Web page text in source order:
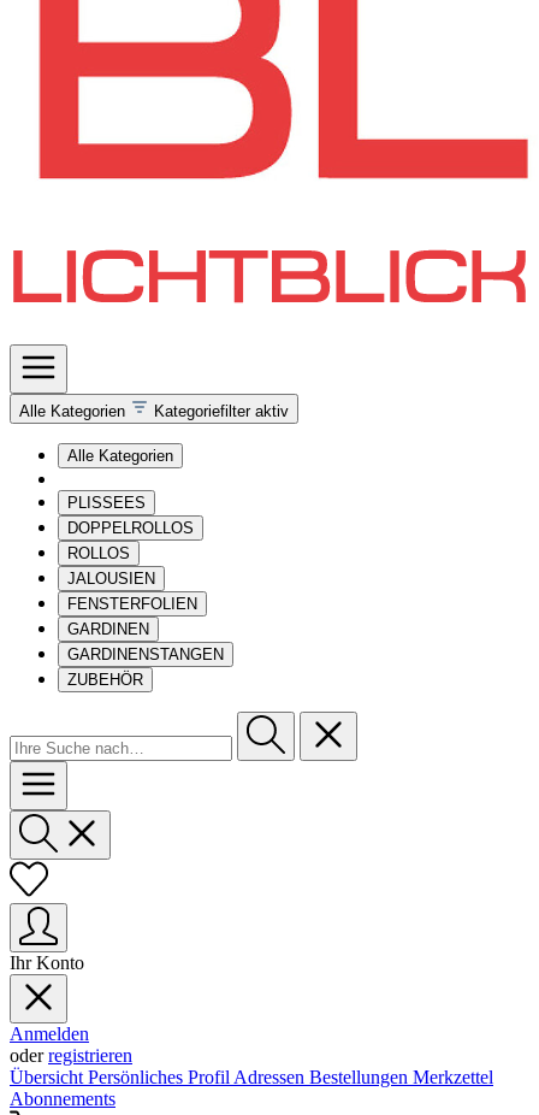
Alle Kategorien Kategoriefilter aktiv
Alle Kategorien
PLISSEES
DOPPELROLLOS
ROLLOS
JALOUSIEN
FENSTERFOLIEN
GARDINEN
GARDINENSTANGEN
ZUBEHÖR
Ihr Konto
Anmelden
oderregistrieren
Übersicht Persönliches Profil Adressen Bestellungen Merkzettel
Abonnements